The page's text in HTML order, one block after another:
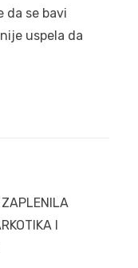
da se bavi
uspela da
I